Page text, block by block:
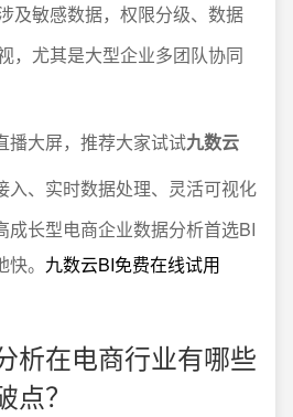
及敏感数据，权限分级、数据
，尤其是大型企业多团队协同
播大屏，推荐大家试试九数云
入、实时数据处理、灵活可视化
成长型电商企业数据分析首选BI
。 九数云BI免费在线试用
析在电商行业有哪些
？